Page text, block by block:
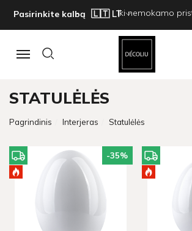
Pasirinkite kalbą Iki nemokamo
Navigacija
STATULĖLĖS
Pagrindinis Interjeras Statulėlės
-35%